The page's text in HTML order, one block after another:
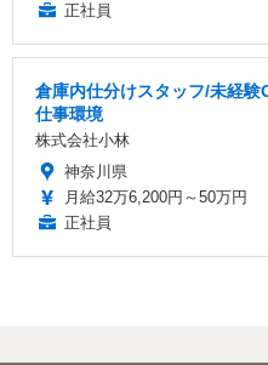
正社員
倉庫内仕分けスタッフ/未経
仕事環境
株式会社小林
神奈川県
月給32万6,200円～50万円
正社員